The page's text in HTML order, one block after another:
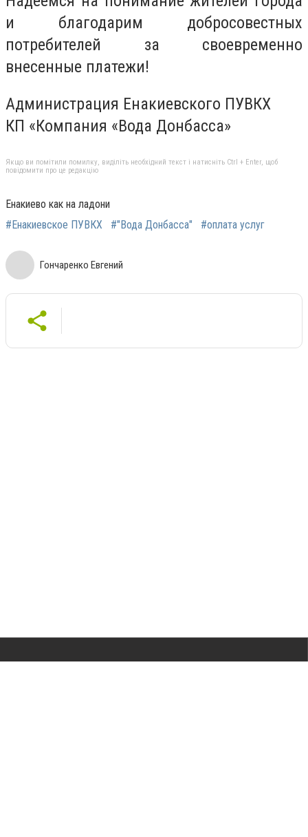
и благодарим добросовестных
потребителей за своевременно
внесенные платежи!
Администрация Енакиевского ПУВКХ
КП «Компания «Вода Донбасса»
Якщо ви помітили помилку, виділіть необхідний текст і натисніть Ctrl + Enter, щоб
повідомити про це редакцію
Енакиево как на ладони
#Енакиевское ПУВКХ
#"Вода Донбасса" #оплата услуг
Гончаренко Евгений